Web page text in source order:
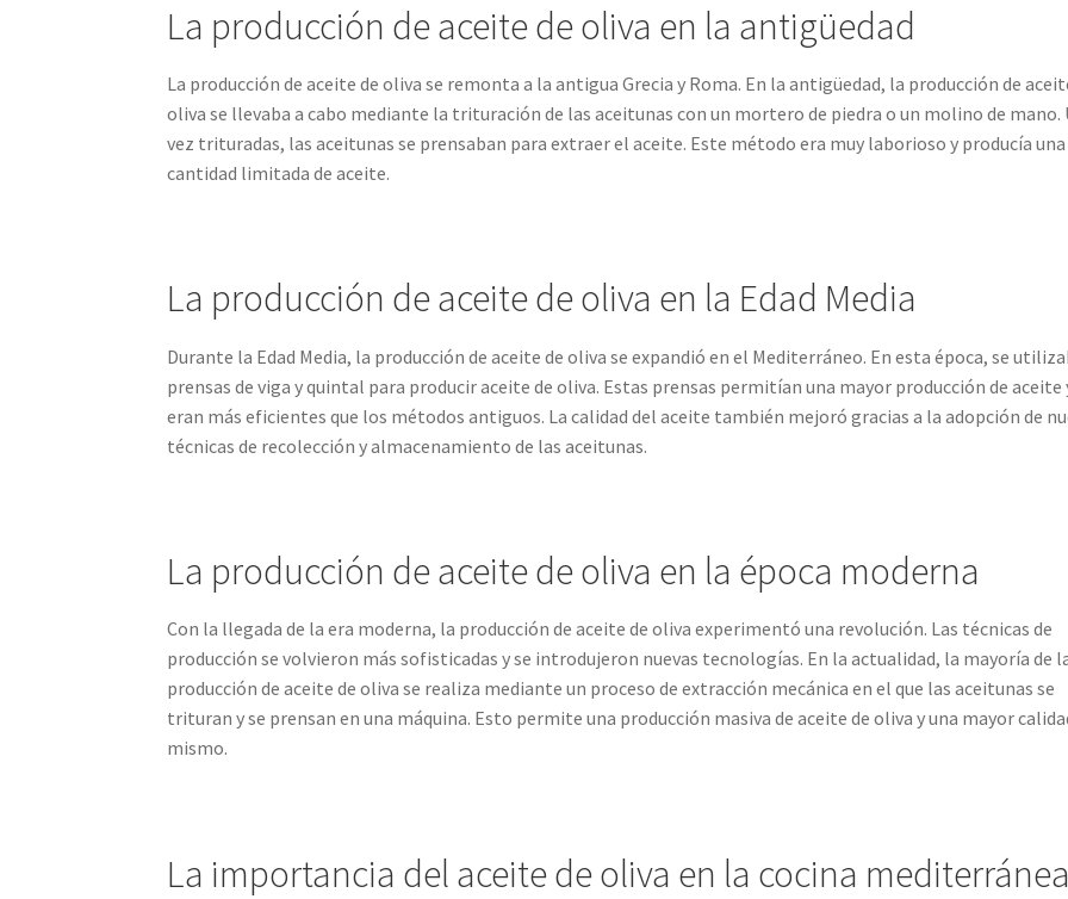
La producción de aceite de oliva en la antigüedad
La producción de aceite de oliva se remonta a la antigua Grecia y Roma. En la antigüedad, la producción de
oliva se llevaba a cabo mediante la trituración de las aceitunas con un mortero de piedra o un molino de mano.
vez trituradas, las aceitunas se prensaban para extraer el aceite. Este método era muy laborioso y producía una
cantidad limitada de aceite.
La producción de aceite de oliva en la Edad Media
Durante la Edad Media, la producción de aceite de oliva se expandió en el Mediterráneo. En esta época, se
prensas de viga y quintal para producir aceite de oliva. Estas prensas permitían una mayor producción de aceite
eran más eficientes que los métodos antiguos. La calidad del aceite también mejoró gracias a la adopción de
técnicas de recolección y almacenamiento de las aceitunas.
La producción de aceite de oliva en la época moderna
Con la llegada de la era moderna, la producción de aceite de oliva experimentó una revolución. Las técnicas de
producción se volvieron más sofisticadas y se introdujeron nuevas tecnologías. En la actualidad, la mayoría de
producción de aceite de oliva se realiza mediante un proceso de extracción mecánica en el que las aceitunas se
trituran y se prensan en una máquina. Esto permite una producción masiva de aceite de oliva y una mayor
mismo.
La importancia del aceite de oliva en la cocina mediterránea